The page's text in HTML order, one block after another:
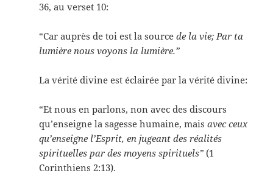
36, au verset 10:
“Car auprès de toi est la sourcede la vie; Par ta
lumière nous voyons la lumière.”
La vérité divine est éclairée par la vérité divine:
“Et nous en parlons, non avec des discours
qu’enseigne la sagesse humaine, maisavec ceux
qu’enseigne l’Esprit, en jugeant des réalités
spirituelles par des moyens spirituels” (1
Corinthiens 2:13).